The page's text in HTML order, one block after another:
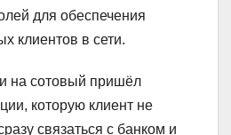
для обеспечения
клиентов в сети.
на сотовый пришёл
которую клиент не
связаться с банком и